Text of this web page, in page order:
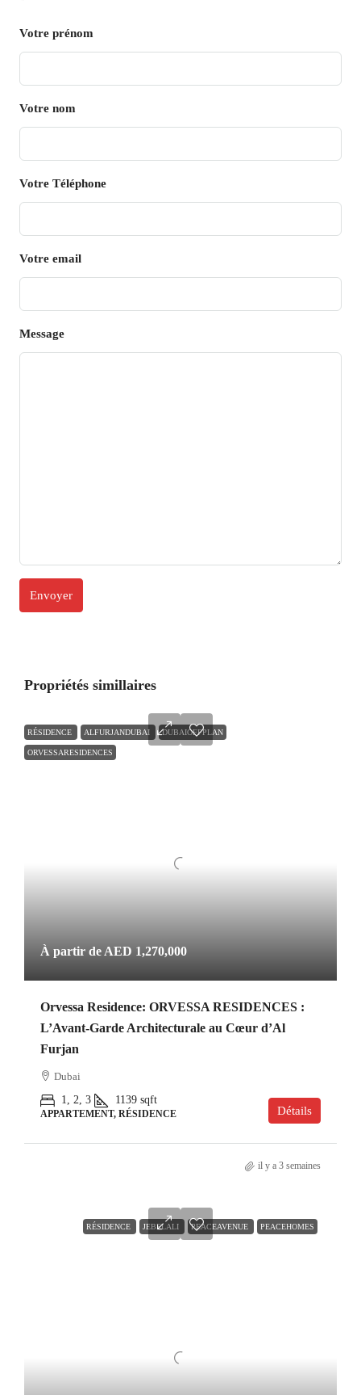
Votre prénom
Votre nom
Votre Téléphone
Votre email
Message
Propriétés simillaires
RÉSIDENCE ALFURJANDUBAI DUBAIOFFPLAN
ORVESSARESIDENCES
À partir de AED 1,270,000
Orvessa Residence: ORVESSA RESIDENCES :
L’Avant-Garde Architecturale au Cœur d’Al
Furjan
Dubai
1, 2, 3
1139 sqft
APPARTEMENT, RÉSIDENCE Détails
il y a 3 semaines
RÉSIDENCE JEBELALI PEACEAVENUE PEACEHOMES